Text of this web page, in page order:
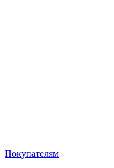
Покупателям